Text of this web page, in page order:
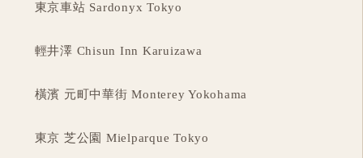
東京車站 Sardonyx Tokyo
輕井澤 Chisun Inn Karuizawa
橫濱 元町中華街 Monterey Yokohama
東京 芝公園 Mielparque Tokyo